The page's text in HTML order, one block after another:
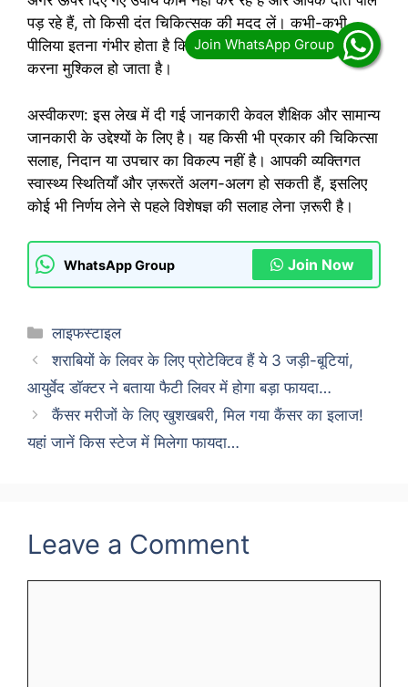
पड़ रहे हैं, तो किसी दंत चिकित्सक की मदद लें। कभी-कभी
पीलिया इतना गंभीर होता है कि इसे किसी भी घरेलू उपाय से दूर
करना मुश्किल हो जाता है।
अस्वीकरण: इस लेख में दी गई जानकारी केवल शैक्षिक और सामान्य
जानकारी के उद्देश्यों के लिए है। यह किसी भी प्रकार की चिकित्सा
सलाह, निदान या उपचार का विकल्प नहीं है। आपकी व्यक्तिगत
स्वास्थ्य स्थितियाँ और ज़रूरतें अलग-अलग हो सकती हैं, इसलिए
कोई भी निर्णय लेने से पहले विशेषज्ञ की सलाह लेना ज़रूरी है।
WhatsApp Group Join Now
Categories
लाइफस्टाइल
शराबियों के लिवर के लिए प्रोटेक्टिव हैं ये 3 जड़ी-बूटियां,
आयुर्वेद डॉक्टर ने बताया फैटी लिवर में होगा बड़ा फायदा…
कैंसर मरीजों के लिए खुशखबरी, मिल गया कैंसर का इलाज!
यहां जानें किस स्टेज में मिलेगा फायदा…
Leave a Comment